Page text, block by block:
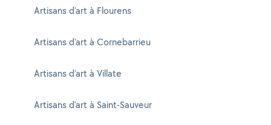
Artisans d'art à Flourens
Artisans d'art à Cornebarrieu
Artisans d'art à Villate
Artisans d'art à Saint-Sauveur